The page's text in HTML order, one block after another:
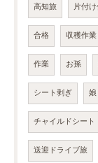
高知旅 片付
合格 収穫作業
作業 お孫
シート剥ぎ 娘
チャイルドシート
送迎ドライブ旅